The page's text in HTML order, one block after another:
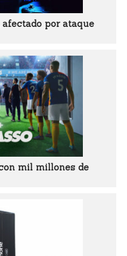
afectado por ataque
mil millones de